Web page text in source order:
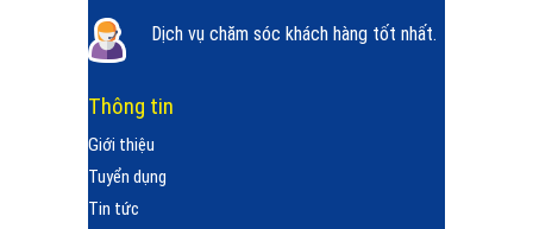
Dịch vụ chăm sóc khách hàng tốt nhất.
Thông tin
Giới thiệu
Tuyển dụng
Tin tức